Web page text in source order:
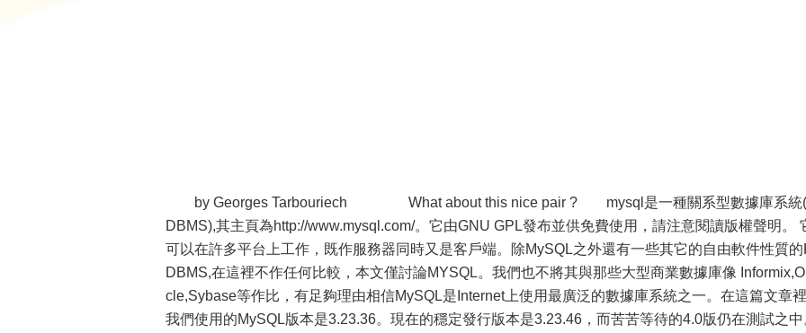
by Georges Tarbouriech What about this nice pair ? mysql是一種關系型數據庫系統
DBMS),其主頁為http://www.mysql.com/。它由GNU GPL發布並供免費使用，請注意閱讀版權聲明。
可以在許多平台上工作，既作服務器同時又是客戶端。除MySQL之外還有一些其它的自由軟件性質的
DBMS,在這裡不作任何比較，本文僅討論MYSQL。我們也不將其與那些大型商業數據庫像
cle,Sybase等作比，有足夠理由相信MySQL是Internet上使用最廣泛的數據庫系統之一。在這篇文章裡
我們使用的MySQL版本是3.23.36。現在的穩定發行版本是3.23.46，而苦苦等待的4.0版仍在測試之中